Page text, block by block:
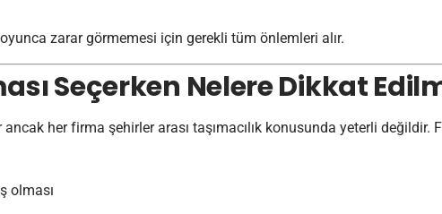
zarar görmemesi için gerekli tüm önlemleri alır.
Seçerken Nelere Dikkat
her firma şehirler arası taşımacılık konusunda yeterli
olması